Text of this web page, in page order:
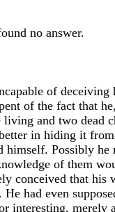
no answer.
of deceiving
of the fact that
and two dead
in hiding it
Possibly he
of them
conceived that his
had even
interesting, merely